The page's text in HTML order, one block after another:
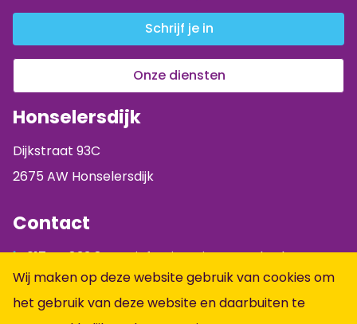
Schrijf je in
Onze diensten
Honselersdijk
Dijkstraat 93C
2675 AW Honselersdijk
Contact
0174 - 833 844
info@jumpintopeople.nl
Facebook
Instagram
Wij maken op deze website gebruik van cookies om
het gebruik van deze website en daarbuiten te